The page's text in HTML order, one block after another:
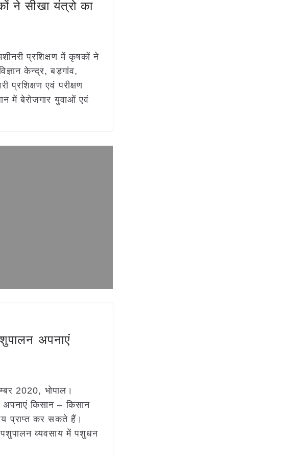
ने सीखा यंत्रो का
प्रशिक्षण में कृषकों ने
केन्द्र, बड़गांव,
प्रशिक्षण एवं परीक्षण
में बेरोजगार युवाओं एवं
अपनाएं
2020, भोपाल।
किसान – किसान
प्राप्त कर सकते हैं।
पशुपालन व्यवसाय में पशुधन